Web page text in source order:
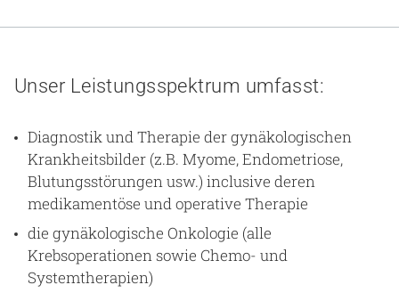
Unser Leistungsspektrum umfasst:
Diagnostik und Therapie der gynäkologischen
Krankheitsbilder (z.B. Myome, Endometriose,
Blutungsstörungen usw.) inclusive deren
medikamentöse und operative Therapie
die gynäkologische Onkologie (alle
Krebsoperationen sowie Chemo- und
Systemtherapien)